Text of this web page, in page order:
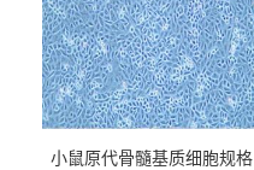
小鼠原代骨髓基质细胞规格